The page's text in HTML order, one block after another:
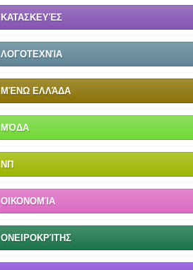
ΚΑΤΑΣΚΕΥΈΣ
ΛΟΓΟΤΕΧΝΊΑ
ΜΈΝΩ ΕΛΛΆΔΑ
ΜΌΔΑ
ΝΠ
ΟΙΚΟΝΟΜΊΑ
ΟΝΕΙΡΟΚΡΊΤΗΣ